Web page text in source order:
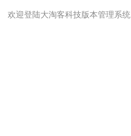
欢迎登陆大淘客科技版本管理系统